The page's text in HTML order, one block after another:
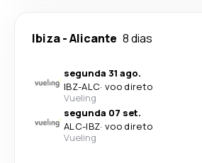
Ibiza-Alicante 8 dias
segunda 31 ago.
IBZ-ALC· voo direto
Vueling
segunda 07 set.
ALC-IBZ· voo direto
Vueling